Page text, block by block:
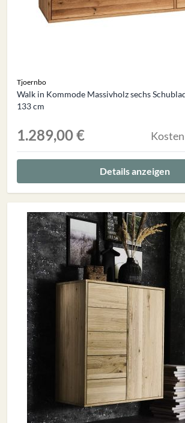
Tjoernbo
Walk in Kommode Massivholz sechs
133 cm
1.289,00 €
Details anzeigen